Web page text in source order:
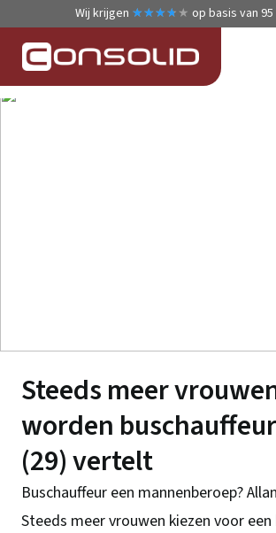
Wij krijgen ★
★★
★★
★★
★ ★
★ op basis van 95
Steeds meer
worden
(29) vertelt
Buschauffeur een mannenberoep?
Steeds meer vrouwen kiezen voor een